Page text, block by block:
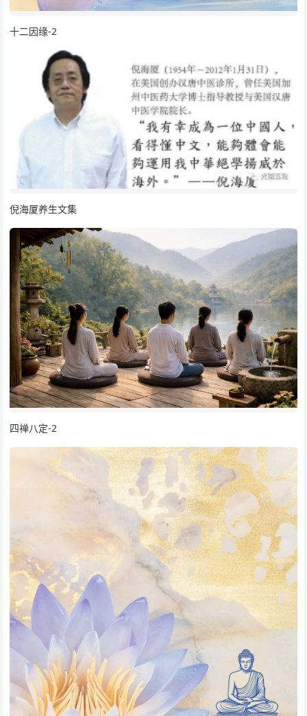
十二因缘-2
倪海厦养生文集
四禅八定-2